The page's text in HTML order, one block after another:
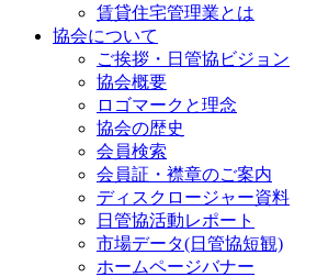
賃貸住宅管理業とは
協会について
ご挨拶・日管協ビジョン
協会概要
ロゴマークと理念
協会の歴史
会員検索
会員証・襟章のご案内
ディスクロージャー資料
日管協活動レポート
市場データ(日管協短観)
ホームページバナー